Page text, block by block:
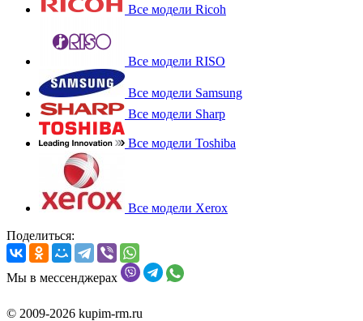
Все модели Ricoh
Все модели RISO
Все модели Samsung
Все модели Sharp
Все модели Toshiba
Все модели Xerox
Поделиться:
Мы в мессенджерах
© 2009-2026 kupim-rm.ru